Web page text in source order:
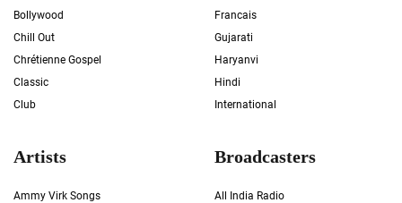
Bollywood
Chill Out
Chrétienne Gospel
Classic
Club
Francais
Gujarati
Haryanvi
Hindi
International
Artists
Ammy Virk Songs
Broadcasters
All India Radio